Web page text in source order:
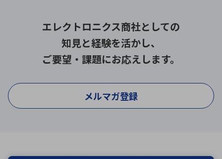
エレクトロニクス商社としての
知見と経験を活かし、
ご要望・課題にお応えします。
メルマガ登録